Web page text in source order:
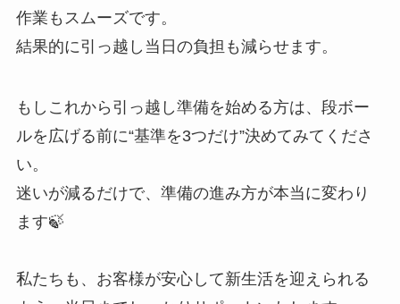
作業もスムーズです。
結果的に引っ越し当日の負担も減らせます。
もしこれから引っ越し準備を始める方は、段ボー
ルを広げる前に“基準を3つだけ”決めてみてくださ
い。
迷いが減るだけで、準備の進み方が本当に変わり
ます🍃
私たちも、お客様が安心して新生活を迎えられる